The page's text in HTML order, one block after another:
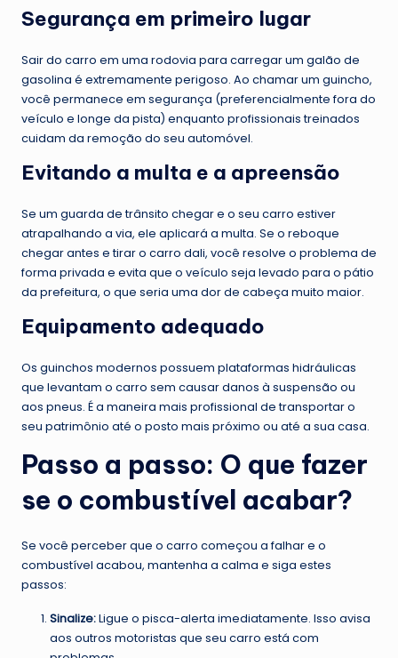
Segurança em primeiro lugar
Sair do carro em uma rodovia para carregar um galão de
gasolina é extremamente perigoso. Ao chamar um guincho,
você permanece em segurança (preferencialmente fora do
veículo e longe da pista) enquanto profissionais treinados
cuidam da remoção do seu automóvel.
Evitando a multa e a apreensão
Se um guarda de trânsito chegar e o seu carro estiver
atrapalhando a via, ele aplicará a multa. Se o reboque
chegar antes e tirar o carro dali, você resolve o problema de
forma privada e evita que o veículo seja levado para o pátio
da prefeitura, o que seria uma dor de cabeça muito maior.
Equipamento adequado
Os guinchos modernos possuem plataformas hidráulicas
que levantam o carro sem causar danos à suspensão ou
aos pneus. É a maneira mais profissional de transportar o
seu patrimônio até o posto mais próximo ou até a sua casa.
Passo a passo: O que fazer
se o combustível acabar?
Se você perceber que o carro começou a falhar e o
combustível acabou, mantenha a calma e siga estes
passos:
Sinalize:Ligue o pisca-alerta imediatamente. Isso avisa
aos outros motoristas que seu carro está com